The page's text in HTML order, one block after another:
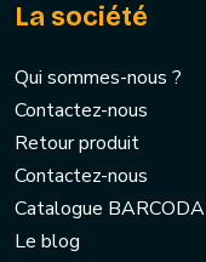
La société
Qui sommes-nous ?
Contactez-nous
Retour produit
Contactez-nous
Catalogue BARCODA
Le blog